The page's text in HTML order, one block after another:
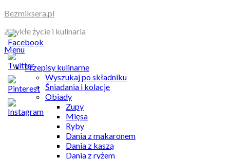
Skip
content
Bezmiksera.pl
Zwykłe życie i kulinaria
Menu
Przepisy kulinarne
Wyszukaj po składniku
Śniadania i kolacje
Obiady
Zupy
Mięsa
Ryby
Dania z makaronem
Dania z kaszą
Dania z ryżem